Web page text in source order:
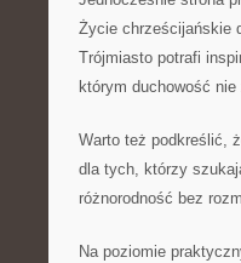
Życie chrześcijańskie
Trójmiasto potrafi
którym duchowość
Warto też podkreślić,
dla tych, którzy
różnorodność bez
Na poziomie